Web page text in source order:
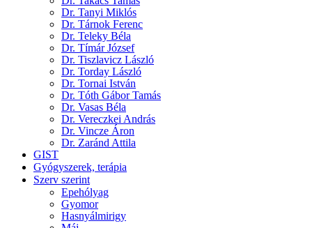
Dr. Tanyi Miklós
Dr. Tárnok Ferenc
Dr. Teleky Béla
Dr. Tímár József
Dr. Tiszlavicz László
Dr. Torday László
Dr. Tornai István
Dr. Tóth Gábor Tamás
Dr. Vasas Béla
Dr. Vereczkei András
Dr. Vincze Áron
Dr. Zaránd Attila
GIST
Gyógyszerek, terápia
Szerv szerint
Epehólyag
Gyomor
Hasnyálmirigy